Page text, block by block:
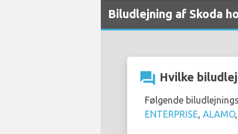
Biludlejning af Skoda
question_answer Hvilke
Følgende
ENTERPRISE, ALAMO,